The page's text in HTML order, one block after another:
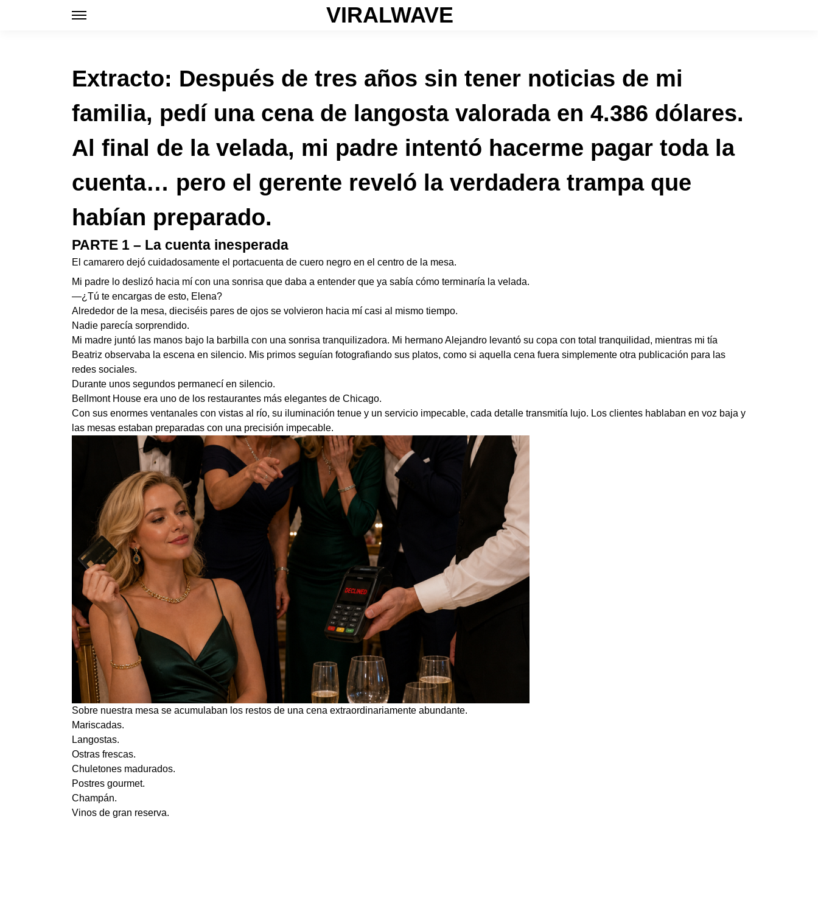
VIRALWAVE
Extracto: Después de tres años sin tener noticias de mi
familia, pedí una cena de langosta valorada en 4.386 dólares.
Al final de la velada, mi padre intentó hacerme pagar toda la
cuenta… pero el gerente reveló la verdadera trampa que
habían preparado.
PARTE 1 – La cuenta inesperada
El camarero dejó cuidadosamente el portacuenta de cuero negro en el centro de la mesa.
Mi padre lo deslizó hacia mí con una sonrisa que daba a entender que ya sabía cómo terminaría la velada.
—¿Tú te encargas de esto, Elena?
Alrededor de la mesa, dieciséis pares de ojos se volvieron hacia mí casi al mismo tiempo.
Nadie parecía sorprendido.
Mi madre juntó las manos bajo la barbilla con una sonrisa tranquilizadora. Mi hermano Alejandro levantó su copa con total tranquilidad, mientras mi tía
Beatriz observaba la escena en silencio. Mis primos seguían fotografiando sus platos, como si aquella cena fuera simplemente otra publicación para las
redes sociales.
Durante unos segundos permanecí en silencio.
Bellmont House era uno de los restaurantes más elegantes de Chicago.
Con sus enormes ventanales con vistas al río, su iluminación tenue y un servicio impecable, cada detalle transmitía lujo. Los clientes hablaban en voz baja y
las mesas estaban preparadas con una precisión impecable.
Sobre nuestra mesa se acumulaban los restos de una cena extraordinariamente abundante.
Mariscadas.
Langostas.
Ostras frescas.
Chuletones madurados.
Postres gourmet.
Champán.
Vinos de gran reserva.